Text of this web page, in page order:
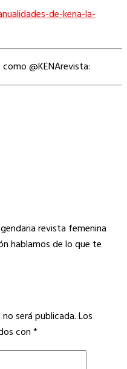
de-kena-la-
@KENArevista:
revista femenina
hablamos de lo que te
será publicada.Los
con*